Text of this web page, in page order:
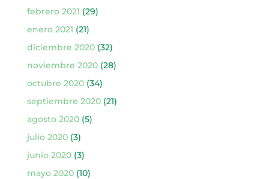
febrero 2021 (29)
enero 2021 (21)
diciembre 2020(32)
noviembre 2020(28)
octubre 2020(34)
septiembre 2020(21)
agosto 2020(5)
julio 2020(3)
junio 2020(3)
mayo 2020(10)